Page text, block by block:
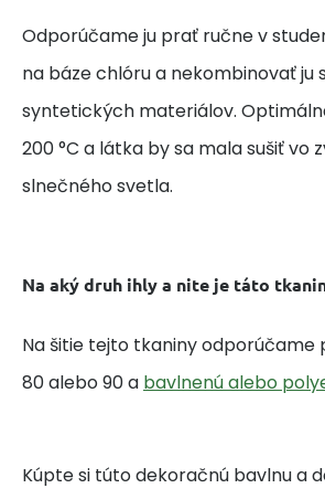
Odporúčame ju prať ručne v
na báze chlóru a nekombinovať
syntetických materiálov.
200 °C a látka by sa mala sušiť vo
slnečného svetla.
Na aký druh ihly a nite je táto
Na šitie tejto tkaniny odporúčame
80 alebo 90 a bavlnenú alebo
Kúpte si túto dekoračnú bavlnu a